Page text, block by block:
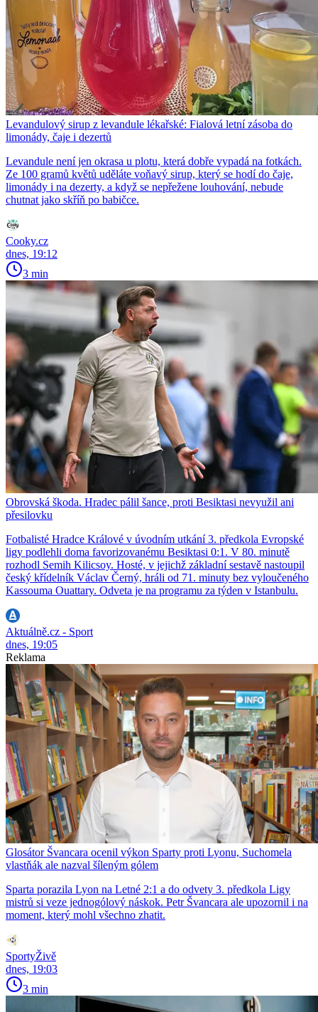
Levandulový sirup z levandule lékařské: Fialová letní zásoba do
limonády, čaje i dezertů
Levandule není jen okrasa u plotu, která dobře vypadá na fotkách.
Ze 100 gramů květů uděláte voňavý sirup, který se hodí do čaje,
limonády i na dezerty, a když se nepřežene louhování, nebude
chutnat jako skříň po babičce.
Cooky.cz
dnes, 19:12
3 min
Obrovská škoda. Hradec pálil šance, proti Besiktasi nevyužil ani
přesilovku
Fotbalisté Hradce Králové v úvodním utkání 3. předkola Evropské
ligy podlehli doma favorizovanému Besiktasi 0:1. V 80. minutě
rozhodl Semih Kilicsoy. Hosté, v jejichž základní sestavě nastoupil
český křídelník Václav Černý, hráli od 71. minuty bez vyloučeného
Kassouma Ouattary. Odveta je na programu za týden v Istanbulu.
Aktuálně.cz - Sport
dnes, 19:05
Reklama
Glosátor Švancara ocenil výkon Sparty proti Lyonu, Suchomela
vlastňák ale nazval šíleným gólem
Sparta porazila Lyon na Letné 2:1 a do odvety 3. předkola Ligy
mistrů si veze jednogólový náskok. Petr Švancara ale upozornil i na
moment, který mohl všechno zhatit.
SportyŽivě
dnes, 19:03
3 min